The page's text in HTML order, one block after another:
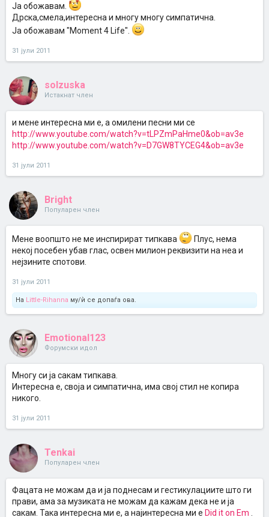
Ја обожавам.
Дрска,смела,интересна и многу многу симпатична.
Ја обожавам "Moment 4 Life".
31 јули 2011
solzuska
Истакнат член
и мене интересна ми е, а омилени песни ми се
http://www.youtube.com/watch?v=tLPZmPaHme0&ob=av3e
http://www.youtube.com/watch?v=D7GW8TYCEG4&ob=av3e
31 јули 2011
Bright
Популарен член
Мене воопшто не ме инспирират типкава
Плус, нема
некој посебен убав глас, освен милион реквизити на неа и
нејзините спотови.
31 јули 2011
На Little-Rihanna му/ѝ се допаѓа ова.
Emotional123
Форумски идол
Многу си ја сакам типкава.
Интересна е, своја и симпатична, има свој стил не копира
никого.
31 јули 2011
Tenkai
Популарен член
Фацата не можам да и ја поднесам и гестикулациите што ги
прави, ама за музиката не можам да кажам дека не и ја
сакам. Така интересна ми е, а најинтересна ми е Did it on Em